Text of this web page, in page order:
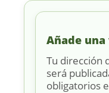
Añade
Tu dirección
será
obligatorios